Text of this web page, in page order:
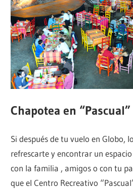
Chapotea en “Pascual”
Si después de tu vuelo en Globo,
refrescarte y encontrar un
con la familia , amigos o con tu
que el Centro Recreativo